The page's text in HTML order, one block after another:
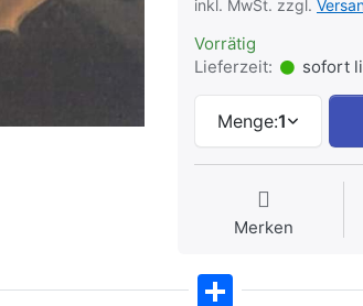
inkl. MwSt. zzgl.
Vorrätig
Lieferzeit:
sofort
Menge:1
Merken